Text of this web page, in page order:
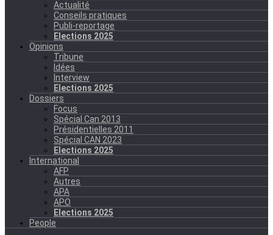
Actualité
Conseils pratiques
Publi-reportage
Elections 2025
Opinions
Tribune
Idées
Interview
Elections 2025
Dossiers
Focus
Spécial Can 2013
Présidentielles 2011
Spécial CAN 2023
Elections 2025
International
AFP
Autres
APA
APO
Elections 2025
People